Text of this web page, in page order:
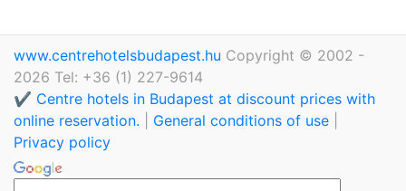
www.centrehotelsbudapest.hu Copyright © 2002 -
2026 Tel: +36 (1) 227-9614
✔️ Centre hotels in Budapest at discount prices with
online reservation.
General conditions of use
Privacy policy